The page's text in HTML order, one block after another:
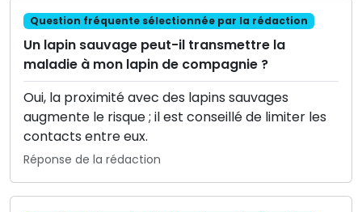
Question fréquente sélectionnée par la rédaction
Un lapin sauvage peut-il transmettre la
maladie à mon lapin de compagnie ?
Oui, la proximité avec des lapins sauvages
augmente le risque ; il est conseillé de limiter les
contacts entre eux.
Réponse de la rédaction